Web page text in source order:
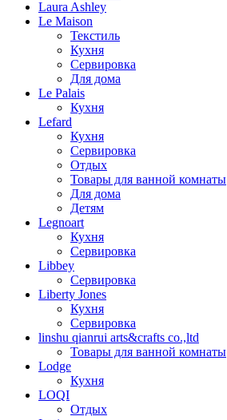
Laura Ashley
Le Maison
Текстиль
Кухня
Сервировка
Для дома
Le Palais
Кухня
Lefard
Кухня
Сервировка
Отдых
Товары для ванной комнаты
Для дома
Детям
Legnoart
Кухня
Сервировка
Libbey
Сервировка
Liberty Jones
Кухня
Сервировка
linshu qianrui arts&crafts co.,ltd
Товары для ванной комнаты
Lodge
Кухня
LOQI
Отдых